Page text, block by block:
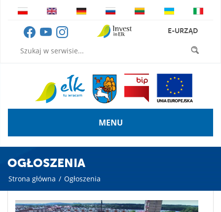
E-URZĄD
MENU
OGŁOSZENIA
Strona główna / Ogłoszenia